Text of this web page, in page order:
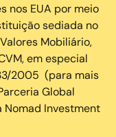
nos EUA por meio
sediada no
Mobiliário,
em especial
2005 (para mais
Global
Nomad Investment